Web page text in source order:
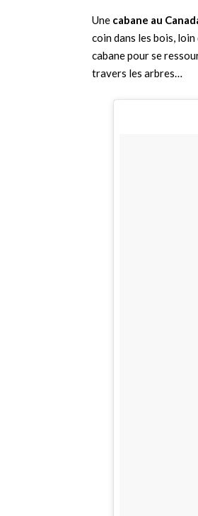
Une cabane au
coin dans les bois,
cabane pour se
travers les arbres…